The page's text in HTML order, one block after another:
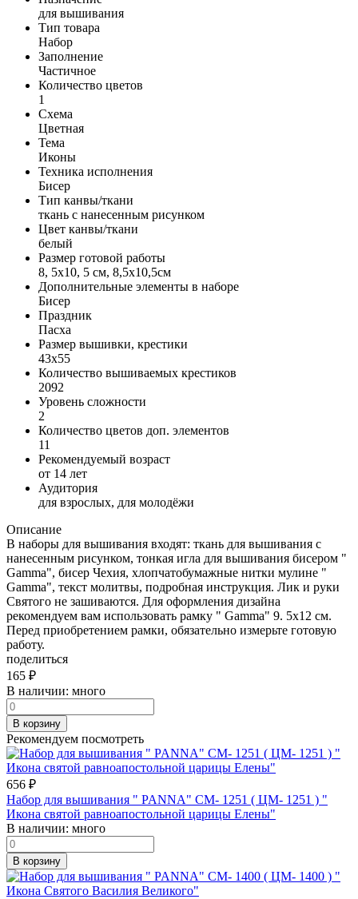
для вышивания
Тип товара
Набор
Заполнение
Частичное
Количество цветов
1
Схема
Цветная
Тема
Иконы
Техника исполнения
Бисер
Тип канвы/ткани
ткань с нанесенным рисунком
Цвет канвы/ткани
белый
Размер готовой работы
8, 5x10, 5 см, 8,5x10,5см
Дополнительные элементы в наборе
Бисер
Праздник
Пасха
Размер вышивки, крестики
43x55
Количество вышиваемых крестиков
2092
Уровень сложности
2
Количество цветов доп. элементов
11
Рекомендуемый возраст
от 14 лет
Аудитория
для взрослых, для молодёжи
Описание
В наборы для вышивания входят: ткань для вышивания с
нанесенным рисунком, тонкая игла для вышивания бисером "
Gamma", бисер Чехия, хлопчатобумажные нитки мулине "
Gamma", текст молитвы, подробная инструкция. Лик и руки
Святого не зашиваются. Для оформления дизайна
рекомендуем вам использовать рамку " Gamma" 9. 5х12 см.
Перед приобретением рамки, обязательно измерьте готовую
работу.
поделиться
165 ₽
В наличии: много
В корзину
Рекомендуем посмотреть
656 ₽
Набор для вышивания " PANNA" CM- 1251 ( ЦМ- 1251 ) "
Икона святой равноапостольной царицы Елены"
В наличии: много
В корзину